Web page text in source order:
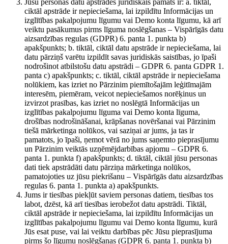
Jūsu personas datu apstrādes juridiskais pamats ir: a. tiktāl,
ciktāl apstrāde ir nepieciešama, lai izpildītu Informācijas un
izglītības pakalpojumu līgumu vai Demo konta līgumu, kā arī
veiktu pasākumus pirms līguma noslēgšanas – Vispārīgās datu
aizsardzības regulas (GDPR) 6. panta 1. punkta b)
apakšpunkts; b. tiktāl, ciktāl datu apstrāde ir nepieciešama, lai
datu pārziņš varētu izpildīt savas juridiskās saistības, jo īpaši
nodrošinot atbilstošu datu apstrādi – GDPR 6. panta GDPR 1.
panta c) apakšpunkts; c. tiktāl, ciktāl apstrāde ir nepieciešama
nolūkiem, kas izriet no Pārzinim piemītošajām leģitīmajām
interesēm, piemēram, veicot nepieciešamos norēķinus un
izvirzot prasības, kas izriet no noslēgtā Informācijas un
izglītības pakalpojumu līguma vai Demo konta līguma,
drošības nodrošināšanai, krāpšanas novēršanai vai Pārzinim
tiešā mārketinga nolūkos, vai saziņai ar jums, ja tas ir
pamatots, jo īpaši, ņemot vērā no jums saņemto pieprasījumu
un Pārzinim veiktās uzņēmējdarbības apjomu – GDPR 6.
panta 1. punkta f) apakšpunkts; d. tiktāl, ciktāl jūsu personas
dati tiek apstrādāti datu pārziņa mārketinga nolūkos,
pamatojoties uz jūsu piekrišanu – Vispārīgās datu aizsardzības
regulas 6. panta 1. punkta a) apakšpunkts.
Jums ir tiesības piekļūt saviem personas datiem, tiesības tos
labot, dzēst, kā arī tiesības ierobežot datu apstrādi. Tiktāl,
ciktāl apstrāde ir nepieciešama, lai izpildītu Informācijas un
izglītības pakalpojumu līgumu vai Demo konta līgumu, kurā
Jūs esat puse, vai lai veiktu darbības pēc Jūsu pieprasījuma
pirms šo līgumu noslēgšanas (GDPR 6. panta 1. punkta b)